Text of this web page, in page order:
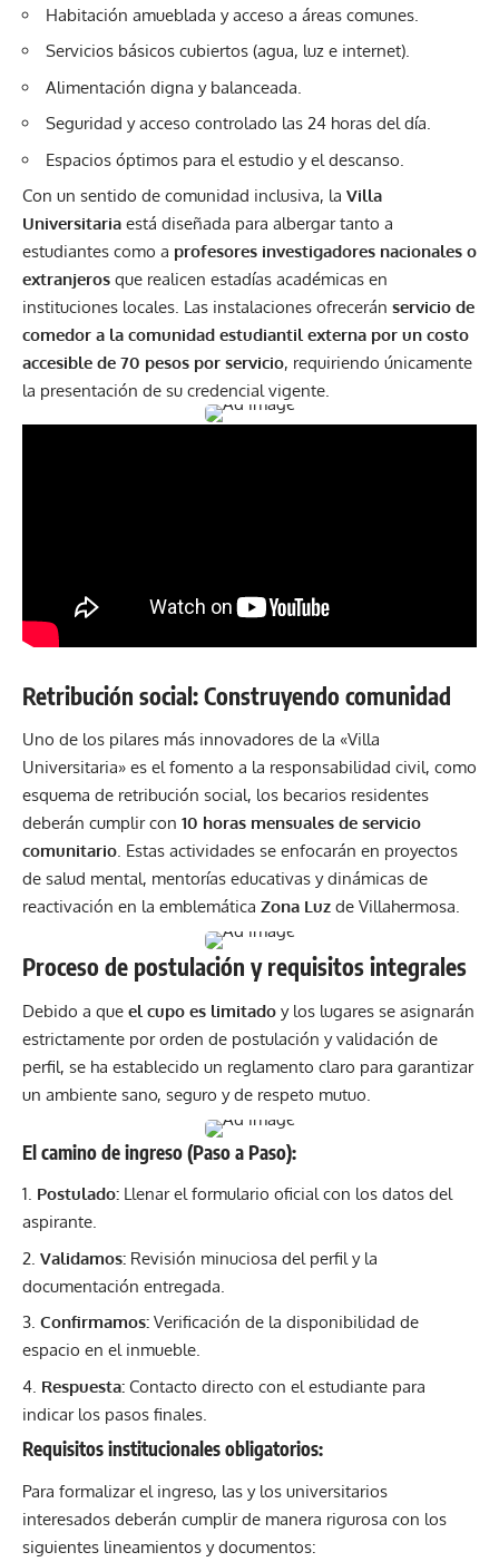
Habitación amueblada y acceso a áreas comunes.
Servicios básicos cubiertos (agua, luz e internet).
Alimentación digna y balanceada.
Seguridad y acceso controlado las 24 horas del día.
Espacios óptimos para el estudio y el descanso.
Con un sentido de comunidad inclusiva, la Villa
Universitaria está diseñada para albergar tanto a
estudiantes como a profesores investigadores nacionales o
extranjeros que realicen estadías académicas en
instituciones locales. Las instalaciones ofrecerán servicio de
comedor a la comunidad estudiantil externa por un costo
accesible de 70 pesos por servicio, requiriendo únicamente
la presentación de su credencial vigente.
Retribución social: Construyendo comunidad
Uno de los pilares más innovadores de la «Villa
Universitaria» es el fomento a la responsabilidad civil, como
esquema de retribución social, los becarios residentes
deberán cumplir con 10 horas mensuales de servicio
comunitario. Estas actividades se enfocarán en proyectos
de salud mental, mentorías educativas y dinámicas de
reactivación en la emblemática Zona Luz de Villahermosa.
Proceso de postulación y requisitos integrales
Debido a que el cupo es limitado y los lugares se asignarán
estrictamente por orden de postulación y validación de
perfil, se ha establecido un reglamento claro para garantizar
un ambiente sano, seguro y de respeto mutuo.
El camino de ingreso (Paso a Paso):
Postulado: Llenar el formulario oficial con los datos del
aspirante.
Validamos: Revisión minuciosa del perfil y la
documentación entregada.
Confirmamos: Verificación de la disponibilidad de
espacio en el inmueble.
Respuesta: Contacto directo con el estudiante para
indicar los pasos finales.
Requisitos institucionales obligatorios:
Para formalizar el ingreso, las y los universitarios
interesados deberán cumplir de manera rigurosa con los
siguientes lineamientos y documentos: